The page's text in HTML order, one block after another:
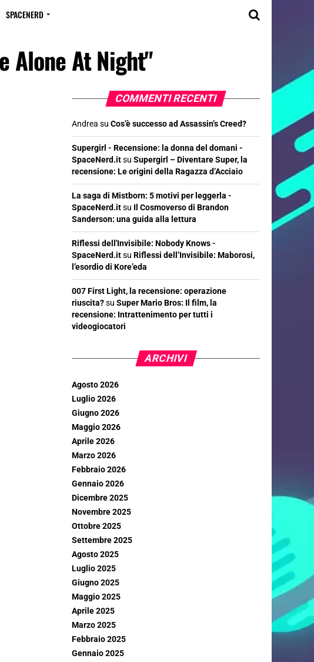
SPACENERD
Alone At Night"
COMMENTI RECENTI
Andrea su Cos’è successo ad Assassin’s Creed?
Supergirl - Recensione: la donna del domani -
SpaceNerd.itsu Supergirl – Diventare Super, la
recensione: Le origini della Ragazza d’Acciaio
La saga di Mistborn: 5 motivi per leggerla -
SpaceNerd.itsu Il Cosmoverso di Brandon
Sanderson: una guida alla lettura
Riflessi dell'Invisibile: Nobody Knows -
SpaceNerd.itsu Riflessi dell’Invisibile: Maborosi,
l’esordio di Kore’eda
007 First Light, la recensione: operazione
riuscita?su Super Mario Bros: Il film, la
recensione: Intrattenimento per tutti i
videogiocatori
ARCHIVI
Agosto 2026
Luglio 2026
Giugno 2026
Maggio 2026
Aprile 2026
Marzo 2026
Febbraio 2026
Gennaio 2026
Dicembre 2025
Novembre 2025
Ottobre 2025
Settembre 2025
Agosto 2025
Luglio 2025
Giugno 2025
Maggio 2025
Aprile 2025
Marzo 2025
Febbraio 2025
Gennaio 2025